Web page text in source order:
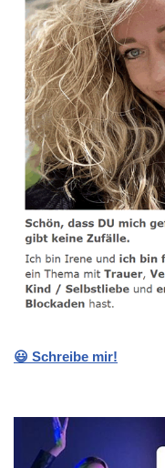
😃 Schreibe mir!